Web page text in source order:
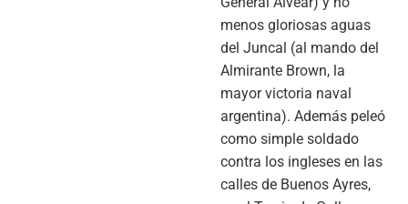
menos gloriosas aguas
del Juncal (al mando del
Almirante Brown, la
mayor victoria naval
argentina). Además peleó
como simple soldado
contra los ingleses en las
calles de Buenos Ayres,